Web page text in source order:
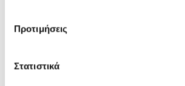
Προτιμήσεις
Στατιστικά
Δείτε κι άλλα άρθρα του ιατρού
Σχετικά Άρθρα